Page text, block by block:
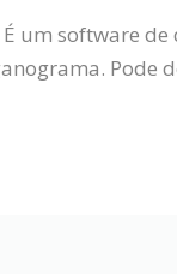
um software